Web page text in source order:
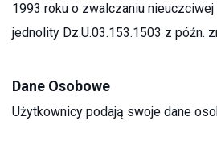
1993 roku o zwalczaniu
jednolity Dz.U.03.153.1503 z późn.
Dane Osobowe
Użytkownicy podają swoje dane